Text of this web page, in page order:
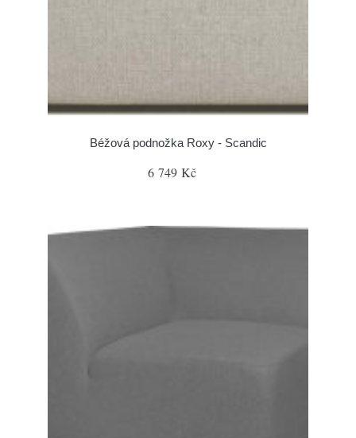
Béžová podnožka Roxy - Scandic
6 749 Kč